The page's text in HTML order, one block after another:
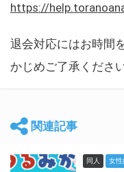
https://
退会対応にはお時間
かじめご了承ください
関連記事
同人 女性